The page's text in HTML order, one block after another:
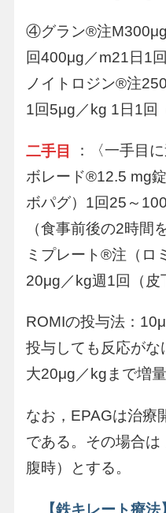
④グラン®注
回400μg／m21日1
ノイトロジン®注
1回5μg／kg 1日1回
二手目
：〈一手目
ボレード®12.5 mg
ボパグ）1回25～
（食事前後の2時間
ミプレート®注（ロ
20μg／kg週1回（皮
ROMIの投与法：
投与しても反応が
大20μg／kgまで増量
なお，EPAGは治療
である。その場合
腹時）とする。
【鉄キレート療法